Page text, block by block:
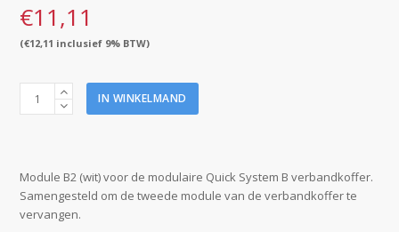
€11,11
(€12,11 inclusief 9% BTW)
Quick
System
t.b.v.
verbandkoffer
KL8222
IN WINKELMAND
Module B2 (wit) voor de modulaire Quick System B verbandkoffer.
Samengesteld om de tweede module van de verbandkoffer te
vervangen.